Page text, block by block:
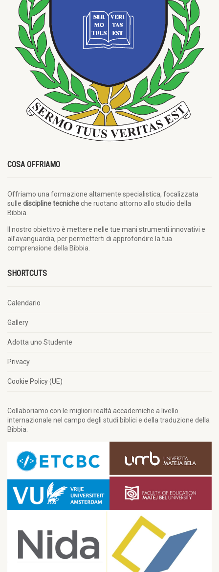
COSA OFFRIAMO
Offriamo una formazione altamente specialistica, focalizzata
sulle discipline tecnicheche ruotano attorno allo studio della
Bibbia.
Il nostro obiettivo è mettere nelle tue mani strumenti innovativi e
all’avanguardia, per permetterti di approfondire la tua
comprensione della Bibbia.
SHORTCUTS
Calendario
Gallery
Adotta uno Studente
Privacy
Cookie Policy (UE)
Collaboriamo con le migliori realtà accademiche a livello
internazionale nel campo degli studi biblici e della traduzione della
Bibbia.